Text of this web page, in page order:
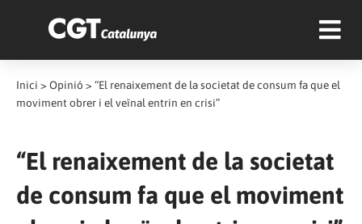
Inici > Opinió > “El renaixement de la societat de consum fa que el
moviment obrer i el veïnal entrin en crisi”
“El renaixement de la societat
de consum fa que el moviment